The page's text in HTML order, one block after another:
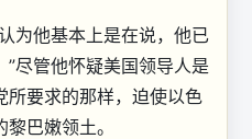
为他基本上是在说，他已
尽管他怀疑美国领导人是
所要求的那样，迫使以色
巴嫩领土。